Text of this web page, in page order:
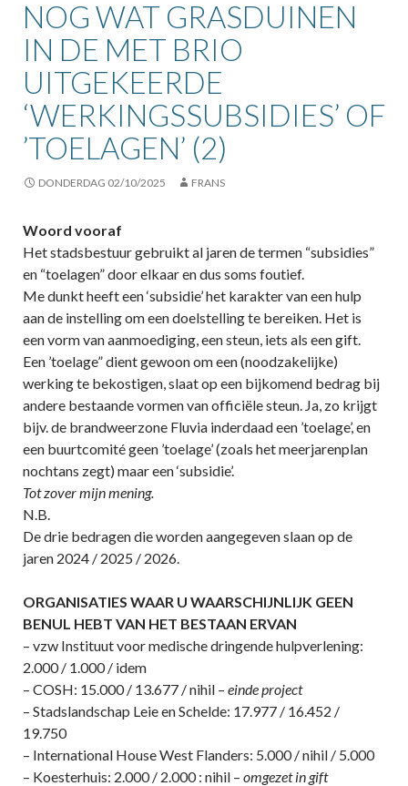
NOG WAT GRASDUINEN
IN DE MET BRIO
UITGEKEERDE
‘WERKINGSSUBSIDIES’ OF
’TOELAGEN’ (2)
DONDERDAG 02/10/2025 FRANS
Woord vooraf
Het stadsbestuur gebruikt al jaren de termen “subsidies”
en “toelagen” door elkaar en dus soms foutief.
Me dunkt heeft een ‘subsidie’ het karakter van een hulp
aan de instelling om een doelstelling te bereiken. Het is
een vorm van aanmoediging, een steun, iets als een gift.
Een ’toelage” dient gewoon om een (noodzakelijke)
werking te bekostigen, slaat op een bijkomend bedrag bij
andere bestaande vormen van officiële steun. Ja, zo krijgt
bijv. de brandweerzone Fluvia inderdaad een ’toelage’, en
een buurtcomité geen ’toelage’ (zoals het meerjarenplan
nochtans zegt) maar een ‘subsidie’.
Tot zover mijn mening.
N.B.
De drie bedragen die worden aangegeven slaan op de
jaren 2024 / 2025 / 2026.
ORGANISATIES WAAR U WAARSCHIJNLIJK GEEN
BENUL HEBT VAN HET BESTAAN ERVAN
– vzw Instituut voor medische dringende hulpverlening:
2.000 / 1.000 / idem
– COSH: 15.000 / 13.677 / nihil – einde project
– Stadslandschap Leie en Schelde: 17.977 / 16.452 /
19.750
– International House West Flanders: 5.000 / nihil / 5.000
– Koesterhuis: 2.000 / 2.000 : nihil – omgezet in gift